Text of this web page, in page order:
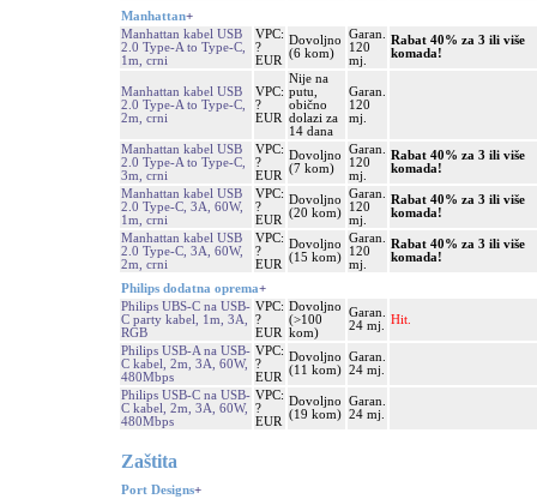
Manhattan+
Manhattan kabel USB
2.0 Type-A to Type-C,
1m, crni
VPC:
?
EUR
Dovoljno
(6 kom)
Garan.
120
mj.
Rabat 40% za 3 ili više
komada!
Manhattan kabel USB
2.0 Type-A to Type-C,
2m, crni
VPC:
?
EUR
Nije na
putu,
obično
dolazi za
14 dana
Garan.
120
mj.
Manhattan kabel USB
2.0 Type-A to Type-C,
3m, crni
VPC:
?
EUR
Dovoljno
(7 kom)
Garan.
120
mj.
Rabat 40% za 3 ili više
komada!
Manhattan kabel USB
2.0 Type-C, 3A, 60W,
1m, crni
VPC:
?
EUR
Dovoljno
(20 kom)
Garan.
120
mj.
Rabat 40% za 3 ili više
komada!
Manhattan kabel USB
2.0 Type-C, 3A, 60W,
2m, crni
VPC:
?
EUR
Dovoljno
(15 kom)
Garan.
120
mj.
Rabat 40% za 3 ili više
komada!
Philips dodatna oprema+
Philips UBS-C na USB-
C party kabel, 1m, 3A,
RGB
VPC:
?
EUR
Dovoljno
(>100
kom)
Garan.
24 mj.
Hit.
Philips USB-A na USB-
C kabel, 2m, 3A, 60W,
480Mbps
VPC:
?
EUR
Dovoljno
(11 kom)
Garan.
24 mj.
Philips USB-C na USB-
C kabel, 2m, 3A, 60W,
480Mbps
VPC:
?
EUR
Dovoljno
(19 kom)
Garan.
24 mj.
Zaštita
Port Designs+